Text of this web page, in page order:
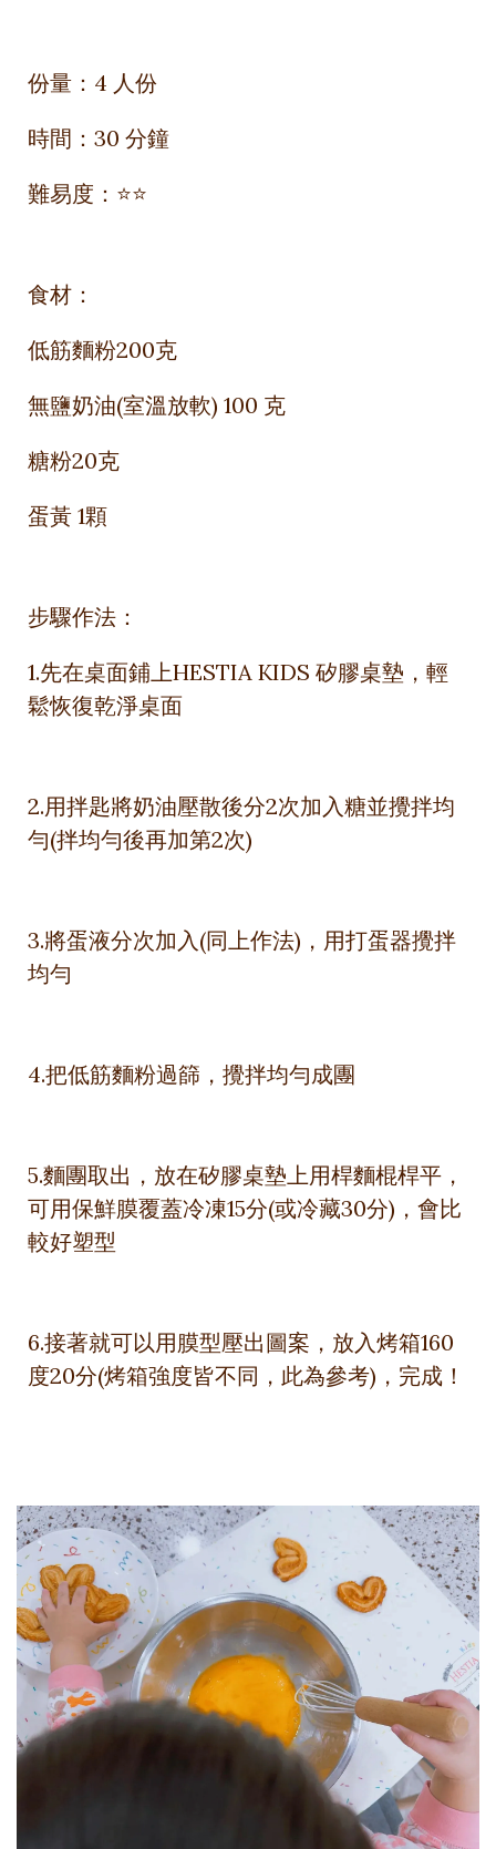
份量：4 人份
時間：30 分鐘
難易度：⭐⭐
食材：
低筋麵粉200克
無鹽奶油(室溫放軟) 100 克
糖粉20克
蛋黃 1顆
步驟作法：
1.先在桌面鋪上HESTIA KIDS 矽膠桌墊，輕
鬆恢復乾淨桌面
2.用拌匙將奶油壓散後分2次加入糖並攪拌均
勻(拌均勻後再加第2次)
3.將蛋液分次加入(同上作法)，用打蛋器攪拌
均勻
4.把低筋麵粉過篩，攪拌均勻成團
5.麵團取出，放在矽膠桌墊上用桿麵棍桿平，
可用保鮮膜覆蓋冷凍15分(或冷藏30分)，會比
較好塑型
6.接著就可以用膜型壓出圖案，放入烤箱160
度20分(烤箱強度皆不同，此為參考)，完成！